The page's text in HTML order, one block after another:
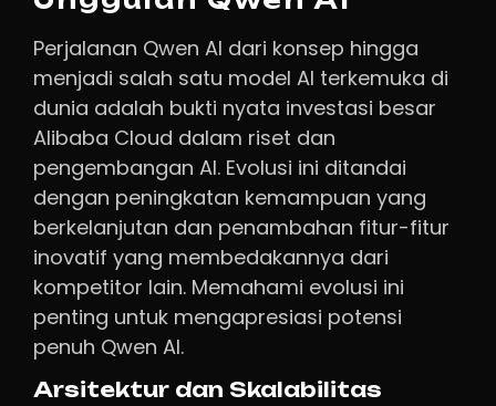
Perjalanan Qwen AI dari konsep hingga
menjadi salah satu model AI terkemuka di
dunia adalah bukti nyata investasi besar
Alibaba Cloud dalam riset dan
pengembangan AI. Evolusi ini ditandai
dengan peningkatan kemampuan yang
berkelanjutan dan penambahan fitur-fitur
inovatif yang membedakannya dari
kompetitor lain. Memahami evolusi ini
penting untuk mengapresiasi potensi
penuh Qwen AI.
Arsitektur dan Skalabilitas